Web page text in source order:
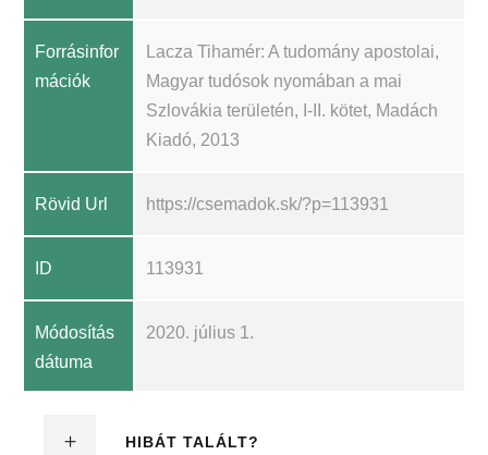
Forrásinfor
mációk
Lacza Tihamér: A tudomány apostolai,
Magyar tudósok nyomában a mai
Szlovákia területén, I-II. kötet, Madách
Kiadó, 2013
Rövid Url https://csemadok.sk/?p=113931
ID 113931
Módosítás
dátuma
2020. július 1.
HIBÁT TALÁLT?